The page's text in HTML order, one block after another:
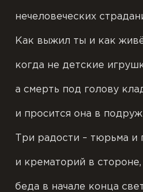
нечеловеческих
Как выжил ты и как
когда не детские
а смерть под голову
и просится она в
Три радости – тюрьма и
и крематорий в стороне,
беда в начале конца